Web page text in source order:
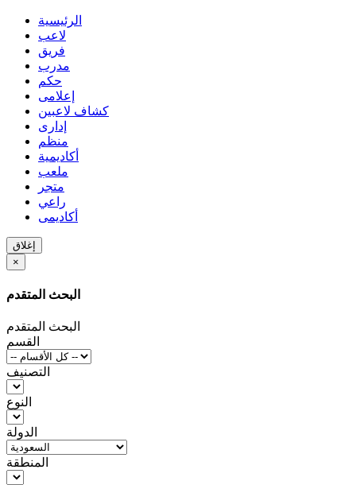
الرئيسية
لاعب
فريق
مدرب
حكم
إعلامى
كشاف لاعبين
إدارى
منظم
أكاديمية
ملعب
متجر
راعي
أكاديمى
إغلاق
×
البحث المتقدم
البحث المتقدم
القسم
التصنيف
النوع
الدولة
المنطقة